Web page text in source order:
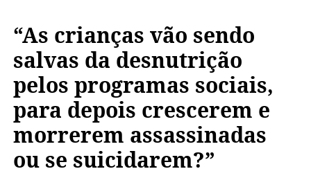
“As crianças vão sendo
salvas da desnutrição
pelos programas sociais,
para depois crescerem e
morrerem assassinadas
ou se suicidarem?”